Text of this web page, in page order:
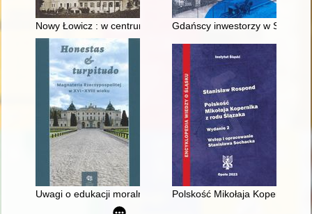
Nowy Łowicz : w centrum poligonu drawskiego od
Gdańscy inwestorzy w
Uwagi o edukacji moralnej synów szlacheckich w XVI-
Polskość Mikołaja Kopernika z